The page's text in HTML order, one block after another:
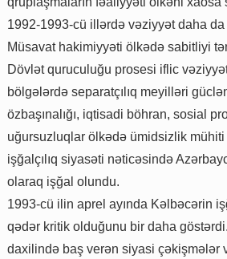
1992-1993-cü illərdə vəziyyət daha da
Müsavat hakimiyyəti ölkədə sabitliyi
Dövlət quruculuğu prosesi iflic
bölgələrdə separatçılıq meyilləri
özbaşınalığı, iqtisadi böhran, sosial
uğursuzluqlar ölkədə ümidsizlik mühiti
işğalçılıq siyasəti nəticəsində
olaraq işğal olundu.
1993-cü ilin aprel ayında Kəlbəcərin
qədər kritik olduğunu bir daha
daxilində baş verən siyasi çəkişmələr